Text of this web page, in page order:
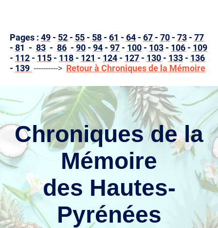
Pages : 49 - 52 - 55 - 58 - 61 - 64 - 67 - 70 - 73 - 77
- 81 - 83 - 86 - 90 - 94 - 97 - 100 - 103 - 106 - 109
- 112 - 115 - 118 - 121 - 124 - 127 - 130 - 133 - 136
- 139 ----------> Retour à Chroniques de la Mémoire
Chroniques de la
Mémoire
des Hautes-
Pyrénées